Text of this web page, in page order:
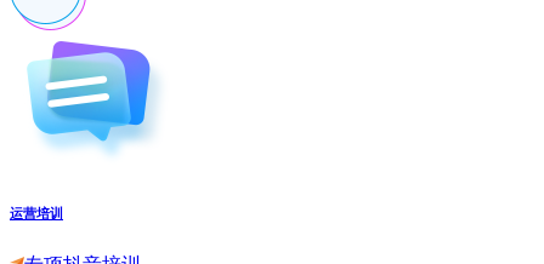
运营培训